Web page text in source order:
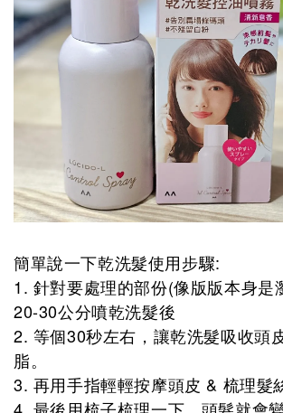
簡單說一下乾洗髮使用步驟:
1. 針對要處理的部份(像版版本身是
20-30公分噴乾洗髮後
2. 等個30秒左右，讓乾洗髮吸收頭
脂。
3. 再用手指輕輕按摩頭皮 & 梳理髮